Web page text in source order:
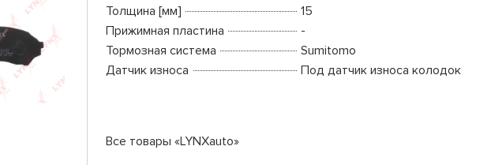
Толщина [мм]
15
Прижимная пластина
-
Тормозная система
Sumitomo
Датчик износа
Под датчик износа колодок
Все товары «LYNXauto»